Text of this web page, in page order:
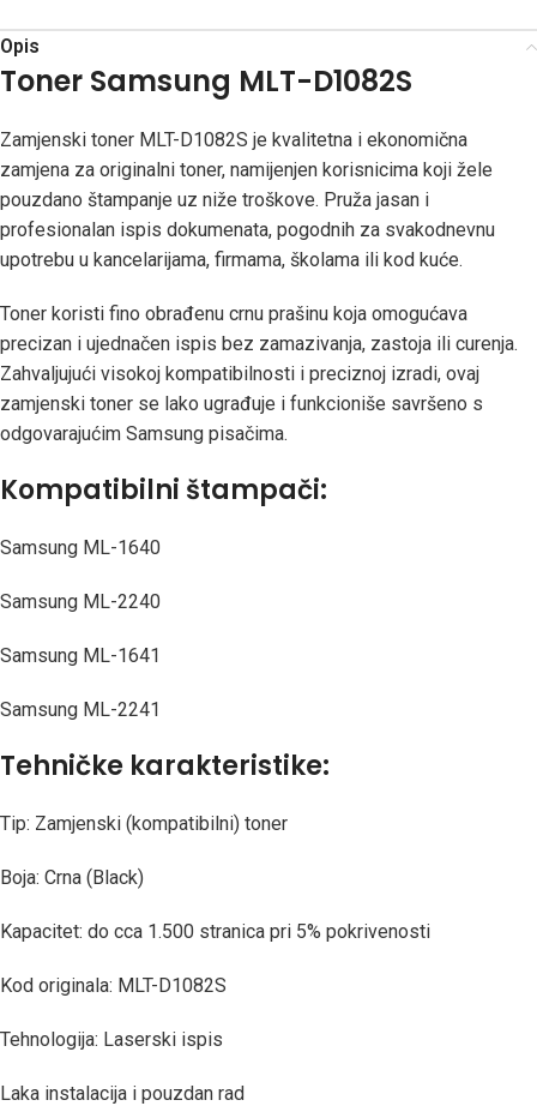
Opis
Toner Samsung MLT-D1082S
Zamjenski toner MLT-D1082S je kvalitetna i ekonomična
zamjena za originalni toner, namijenjen korisnicima koji žele
pouzdano štampanje uz niže troškove. Pruža jasan i
profesionalan ispis dokumenata, pogodnih za svakodnevnu
upotrebu u kancelarijama, firmama, školama ili kod kuće.
Toner koristi fino obrađenu crnu prašinu koja omogućava
precizan i ujednačen ispis bez zamazivanja, zastoja ili curenja.
Zahvaljujući visokoj kompatibilnosti i preciznoj izradi, ovaj
zamjenski toner se lako ugrađuje i funkcioniše savršeno s
odgovarajućim Samsung pisačima.
Kompatibilni štampači:
Samsung ML-1640
Samsung ML-2240
Samsung ML-1641
Samsung ML-2241
Tehničke karakteristike:
Tip: Zamjenski (kompatibilni) toner
Boja: Crna (Black)
Kapacitet: do cca 1.500 stranica pri 5% pokrivenosti
Kod originala: MLT-D1082S
Tehnologija: Laserski ispis
Laka instalacija i pouzdan rad